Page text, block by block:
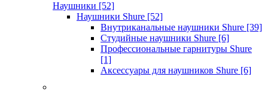
Наушники [52]
Наушники Shure [52]
Внутриканальные наушники Shure [39]
Студийные наушники Shure [6]
Профессиональные гарнитуры Shure
[1]
Аксессуары для наушников Shure [6]